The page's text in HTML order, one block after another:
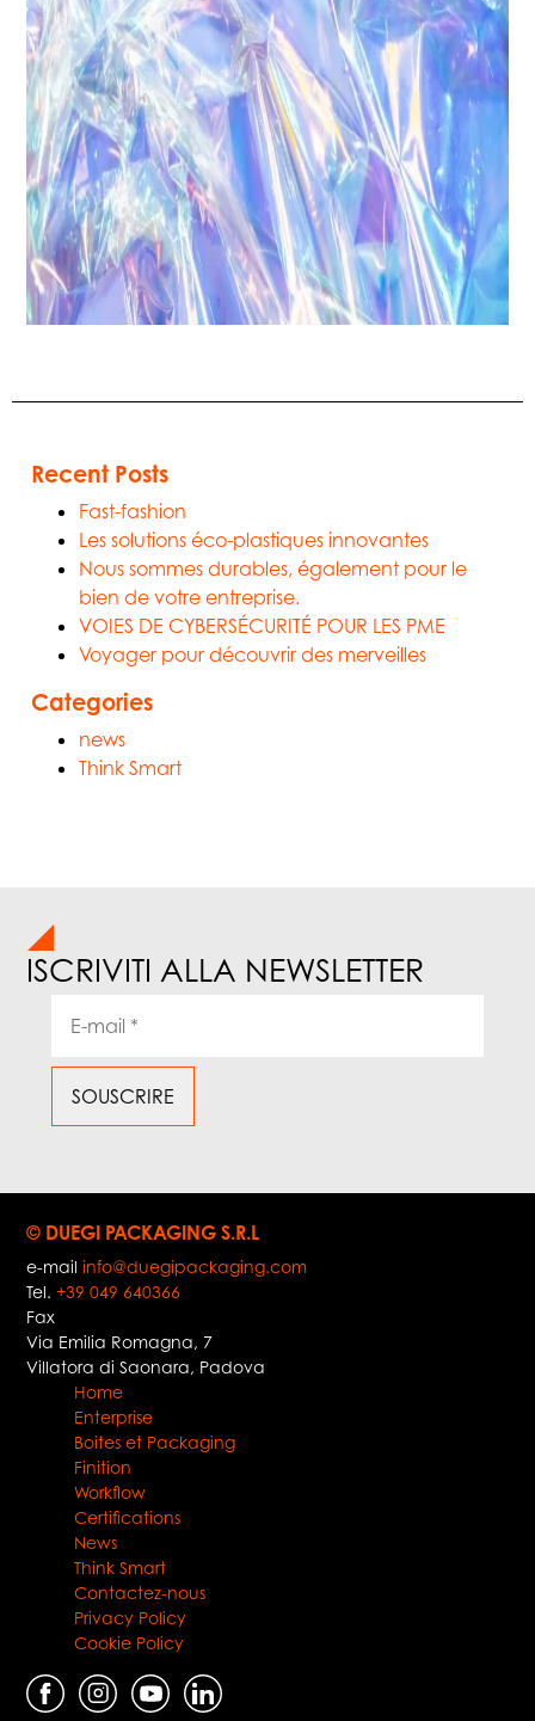
Recent Posts
Fast-fashion
Les solutions éco-plastiques innovantes
Nous sommes durables, également pour le
bien de votre entreprise.
VOIES DE CYBERSÉCURITÉ POUR LES PME
Voyager pour découvrir des merveilles
Categories
news
Think Smart
ISCRIVITI ALLA NEWSLETTER
© DUEGI PACKAGING S.R.L
e-mailinfo@duegipackaging.com
Tel.+39 049 640366
Fax
Via Emilia Romagna, 7
Villatora di Saonara, Padova
Home
Enterprise
Boites et Packaging
Finition
Workflow
Certifications
News
Think Smart
Contactez-nous
Privacy Policy
Cookie Policy